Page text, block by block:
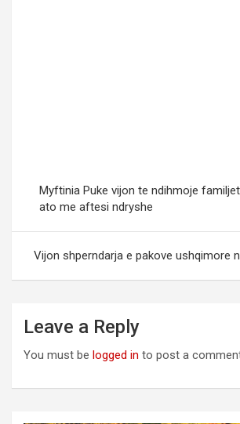
Myftinia Puke vijon te ndihmoje
ato me aftesi ndryshe
Vijon shperndarja e pakove ushqimore
Leave a Reply
You must be logged in to post a